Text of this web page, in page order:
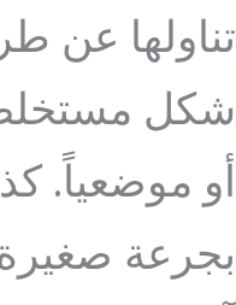
تناولها عن
شكل
أو موضعياً.
بجرعة